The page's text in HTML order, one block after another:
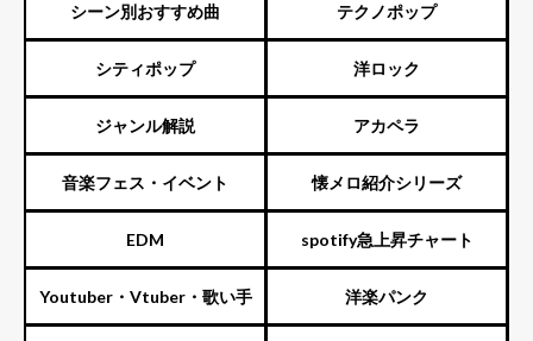
シーン別おすすめ曲 テクノポップ
シティポップ 洋ロック
ジャンル解説 アカペラ
音楽フェス・イベント 懐メロ紹介シリーズ
EDM spotify急上昇チャート
Youtuber・Vtuber・歌い手 洋楽パンク